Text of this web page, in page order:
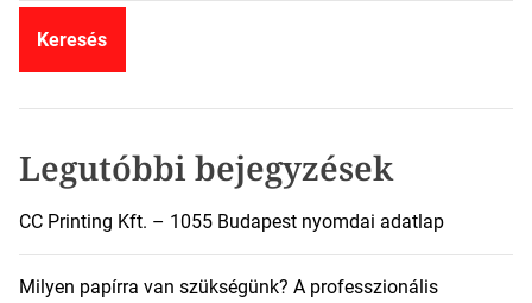
r
Legutóbbi bejegyzések
CC Printing Kft. – 1055 Budapest nyomdai adatlap
Milyen papírra van szükségünk? A professzionális